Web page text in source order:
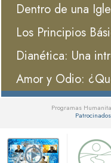
Dentro de una
Los Principios
Dianética: Una
Amor y Odio:
Programas